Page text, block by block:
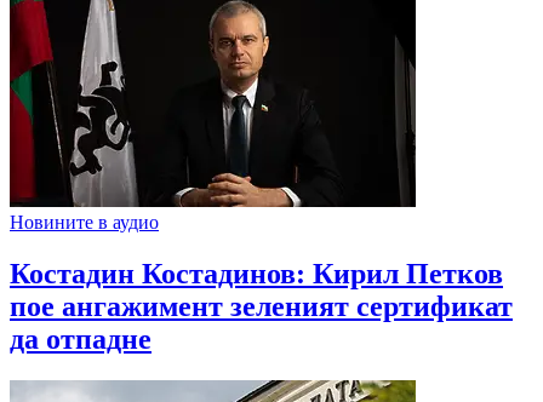
Новините в аудио
Костадин Костадинов: Кирил Петков
пое ангажимент зеленият сертификат
да отпадне